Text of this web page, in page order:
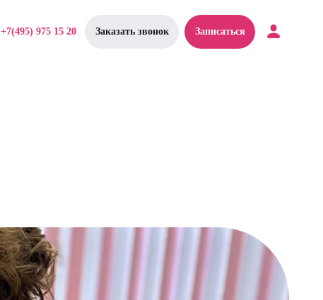
+7(495) 975 15 20 Заказать звонок Записаться